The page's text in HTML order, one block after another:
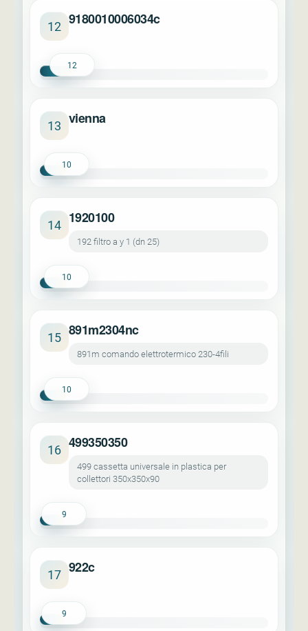
12 9180010006034c
12
13 vienna
10
14 1920100
192 filtro a y 1 (dn 25)
10
15 891m2304nc
891m comando elettrotermico 230-4fili
10
16 499350350
499 cassetta universale in plastica per
collettori 350x350x90
9
17 922c
9